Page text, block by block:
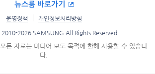
뉴스룸 바로가기
운영정책 개인정보처리방침
2026 SAMSUNG All Rights Reserved.
든 자료는 미디어 보도 목적에 한해 사용할 수 있습니
다.